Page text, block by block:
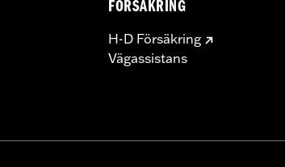
FÖRSÄKRING
H-D Försäkring
Vägassistans